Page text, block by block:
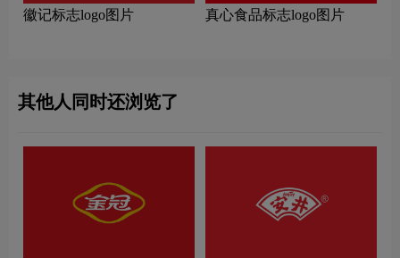
徽记标志logo图片 真心食品标志logo图片
其他人同时还浏览了